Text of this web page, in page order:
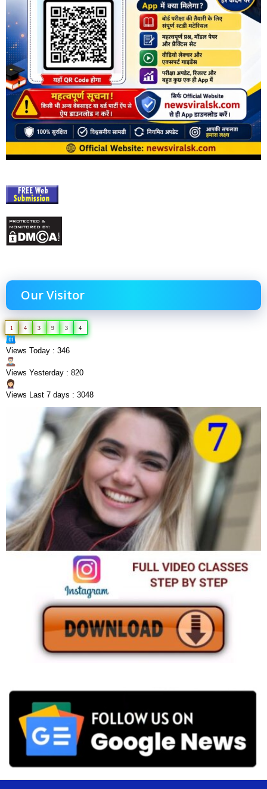
Our Visitor
1 4 3 9 3 4
Views Today : 346
Views Yesterday : 820
Views Last 7 days : 3048